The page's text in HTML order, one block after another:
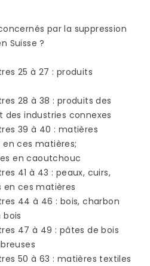
par la suppression
Suisse ?
25 à 27 : produits
28 à 38 : produits des
industries connexes
39 à 40 : matières
ces matières;
en caoutchouc
41 à 43 : peaux, cuirs,
en ces matières
44 à 46 : bois, charbon
bois
47 à 49 : pâtes de bois
50 à 63 : matières textiles